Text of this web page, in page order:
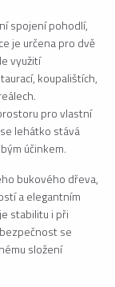
spojení pohodlí,
je určena pro dvě
využití
koupalištích,
pro vlastní
lehátko stává
účinkem.
bukového dřeva,
a elegantním
stabilitu i při
se
složení